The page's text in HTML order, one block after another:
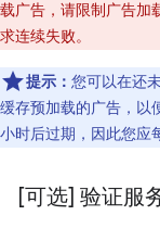
载广告，请限制广告加
求连续失败。
提示： 您可以在还
缓存预加载的广告，以
小时后过期，因此您应
[可选] 验证服